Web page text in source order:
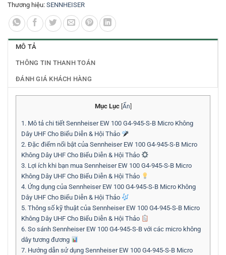
Thương hiệu: SENNHEISER
MÔ TẢ
THÔNG TIN THANH TOÁN
ĐÁNH GIÁ KHÁCH HÀNG
Mục Lục Ẩn
1. Mô tả chi tiết Sennheiser EW 100 G4-945-S-B Micro Không
Dây UHF Cho Biểu Diễn & Hội Thảo
2. Đặc điểm nổi bật của Sennheiser EW 100 G4-945-S-B Micro
Không Dây UHF Cho Biểu Diễn & Hội Thảo
3. Lợi ích khi bạn mua Sennheiser EW 100 G4-945-S-B Micro
Không Dây UHF Cho Biểu Diễn & Hội Thảo
4. Ứng dụng của Sennheiser EW 100 G4-945-S-B Micro Không
Dây UHF Cho Biểu Diễn & Hội Thảo
5. Thông số kỹ thuật của Sennheiser EW 100 G4-945-S-B Micro
Không Dây UHF Cho Biểu Diễn & Hội Thảo
6. So sánh Sennheiser EW 100 G4-945-S-B với các micro không
dây tương đương
7. Hướng dẫn sử dụng Sennheiser EW 100 G4-945-S-B Micro